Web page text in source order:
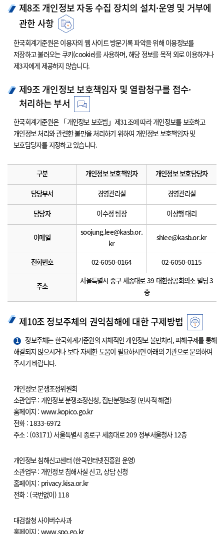
제8조 개인정보 자동 수집 장치의 설치·운영 및 거부에
관한 사항
한국회계기준원은 이용자의 웹 사이트 방문기록 파악을 위해 이용정보를
저장하고 불러오는 쿠키(cookie)를 사용하며, 해당 정보를 목적 외로 이용하거나
제3자에게 제공하지 않습니다.
제9조 개인정보 보호책임자 및 열람청구를 접수·
처리하는 부서
한국회계기준원은 「개인정보 보호법」제31조에 따라 개인정보를 보호하고
개인정보 처리와 관련한 불만을 처리하기 위하여 개인정보 보호책임자 및
보호담당자를 지정하고 있습니다.
구분 개인정보 보호책임자 개인정보 보호담당자
담당부서 경영관리실 경영관리실
담당자 이수정 팀장 이상행 대리
이메일
soojung.lee@kasb.or.
kr
shlee@kasb.or.kr
전화번호 02-6050-0164 02-6050-0115
주소
서울특별시 중구 세종대로 39 대한상공회의소 빌딩 3
층
제10조 정보주체의 권익침해에 대한 구제방법
1
정보주체는 한국회계기준원의 자체적인 개인정보 불만처리, 피해구제를 통해
해결되지 않으시거나 보다 자세한 도움이 필요하시면 아래의 기관으로 문의하여
주시기 바랍니다.
개인정보 분쟁조정위원회
소관업무 : 개인정보 분쟁조정신청, 집단분쟁조정 (민사적 해결)
홈페이지 : www.kopico.go.kr
전화 : 1833-6972
주소 : (03171) 서울특별시 종로구 세종대로 209 정부서울청사 12층
개인정보 침해신고센터 (한국인터넷진흥원 운영)
소관업무 : 개인정보 침해사실 신고, 상담 신청
홈페이지 : privacy.kisa.or.kr
전화 : (국번없이) 118
대검찰청 사이버수사과
홈페이지 : www.spo.go.kr